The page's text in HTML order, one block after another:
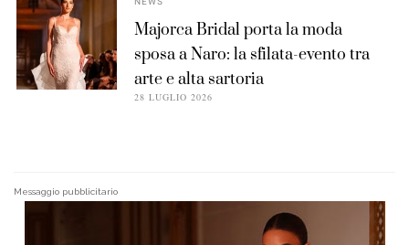
Majorca Bridal porta la moda
sposa a Naro: la sfilata-evento tra
arte e alta sartoria
28 LUGLIO 2026
Messaggio pubblicitario